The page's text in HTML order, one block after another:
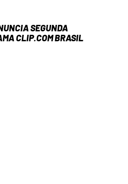
SEGUNDA
CLIP.COM BRASIL